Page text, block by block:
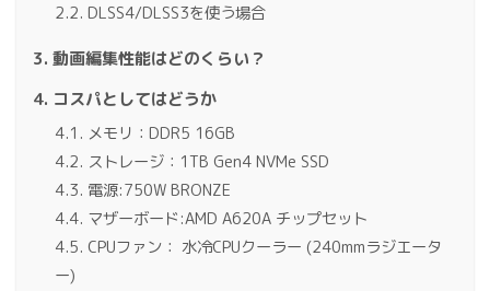
DLSS4/DLSS3を使う場合
動画編集性能はどのくらい？
コスパとしてはどうか
メモリ：DDR5 16GB
ストレージ：1TB Gen4 NVMe SSD
電源:750W BRONZE
マザーボード:AMD A620A チップセット
CPUファン： 水冷CPUクーラー (240mmラジエータ
ー)